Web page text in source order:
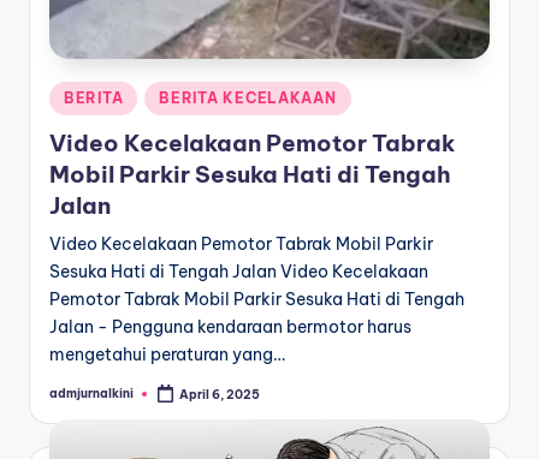
Posted
in
BERITA BERITA KECELAKAAN
Video Kecelakaan Pemotor Tabrak
Mobil Parkir Sesuka Hati di Tengah
Jalan
Video Kecelakaan Pemotor Tabrak Mobil Parkir
Sesuka Hati di Tengah Jalan Video Kecelakaan
Pemotor Tabrak Mobil Parkir Sesuka Hati di Tengah
Jalan - Pengguna kendaraan bermotor harus
mengetahui peraturan yang…
Posted
admjurnalkini April 6, 2025